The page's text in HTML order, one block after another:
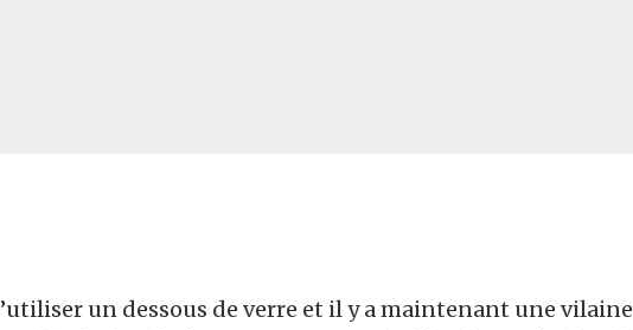
un dessous de verre et il y a maintenant une vilaine